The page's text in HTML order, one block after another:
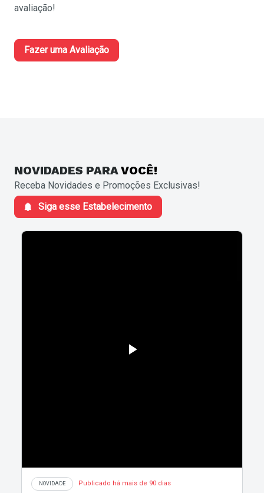
avaliação!
Fazer uma Avaliação
NOVIDADES PARAVOCÊ!
Receba Novidades e Promoções Exclusivas!
Siga esse Estabelecimento
NOVIDADE Publicado há mais de 90 dias